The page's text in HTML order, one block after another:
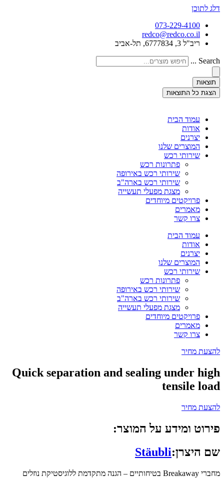
דלג לתוכן
073-229-4100
redco@redco.co.il
ריב"ל 3, 6777834, תל-אביב
Search ...
תוצאות
הצגת כל התוצאות
עמוד הבית
אודות
יצרנים
המוצרים שלנו
שירותי רכש
פתרונות רכש
שירותי רכש באירופה
שירותי רכש בארה"ב
מצגת מפעלי תעשייה
פרויקטים מיוחדים
מאמרים
צרו קשר
עמוד הבית
אודות
יצרנים
המוצרים שלנו
שירותי רכש
פתרונות רכש
שירותי רכש באירופה
שירותי רכש בארה"ב
מצגת מפעלי תעשייה
פרויקטים מיוחדים
מאמרים
צרו קשר
להצעת מחיר
Quick separation and sealing under high
tensile load
להצעת מחיר
פירוט ומידע על המוצר:
שם היצרן:Stäubli
מחברי Breakaway בטיחותיים – הגנה מתקדמת ללוגיסטיקת נוזלים